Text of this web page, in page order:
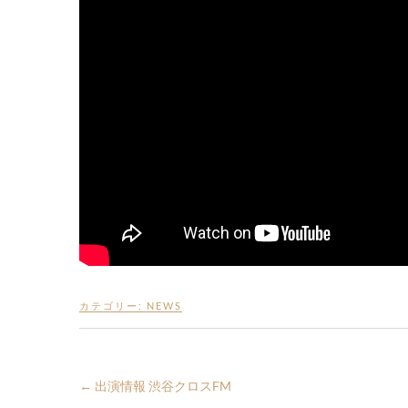
カテゴリー: NEWS
← 出演情報 渋谷クロスFM